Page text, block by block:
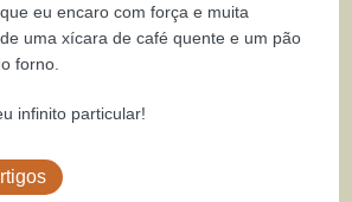
eu encaro com força e muita
uma xícara de café quente e um pão
forno.
infinito particular!